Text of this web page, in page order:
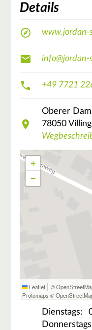
Details
www.jordan-
info@jordan-
+49 7721
Oberer
78050
+
−
Leaflet | ©
Protomaps ©
Dienstags: